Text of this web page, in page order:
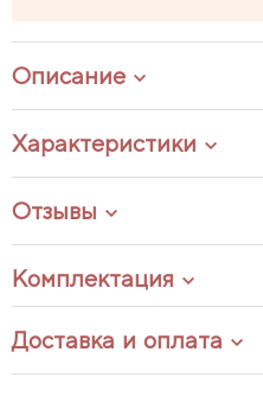
Описание
Характеристики
Отзывы
Комплектация
Доставка и оплата